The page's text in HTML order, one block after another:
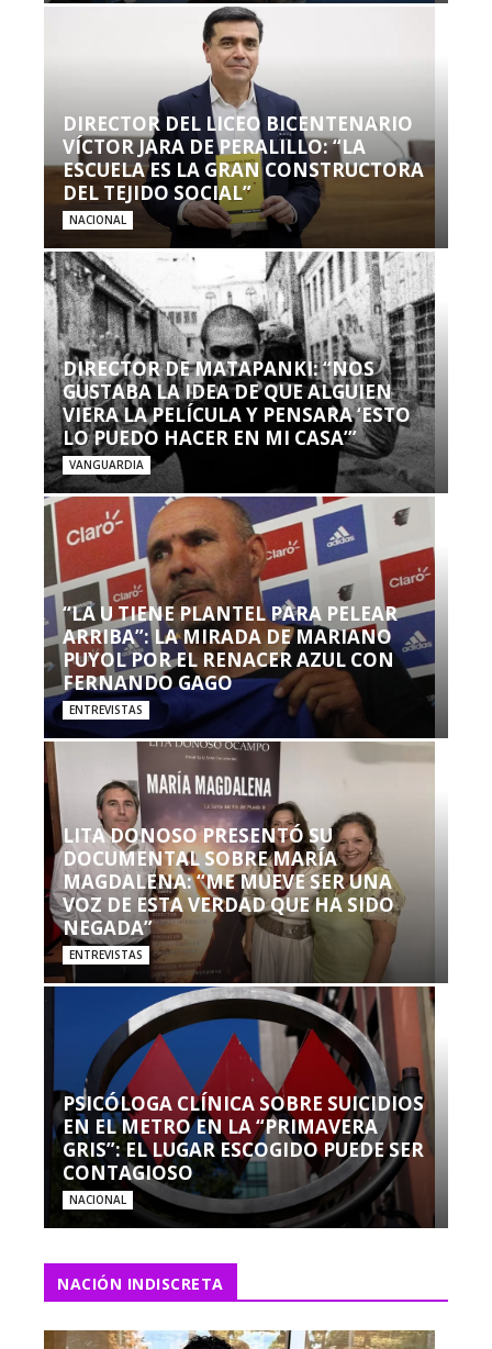
DIRECTOR DEL LICEO BICENTENARIO
VÍCTOR JARA DE PERALILLO: “LA
ESCUELA ES LA GRAN CONSTRUCTORA
DEL TEJIDO SOCIAL”
NACIONAL
DIRECTOR DE MATAPANKI: “NOS
GUSTABA LA IDEA DE QUE ALGUIEN
VIERA LA PELÍCULA Y PENSARA ‘ESTO
LO PUEDO HACER EN MI CASA’”
VANGUARDIA
“LA U TIENE PLANTEL PARA PELEAR
ARRIBA”: LA MIRADA DE MARIANO
PUYOL POR EL RENACER AZUL CON
FERNANDO GAGO
ENTREVISTAS
LITA DONOSO PRESENTÓ SU
DOCUMENTAL SOBRE MARÍA
MAGDALENA: “ME MUEVE SER UNA
VOZ DE ESTA VERDAD QUE HA SIDO
NEGADA”
ENTREVISTAS
PSICÓLOGA CLÍNICA SOBRE SUICIDIOS
EN EL METRO EN LA “PRIMAVERA
GRIS”: EL LUGAR ESCOGIDO PUEDE SER
CONTAGIOSO
NACIONAL
NACIÓN INDISCRETA